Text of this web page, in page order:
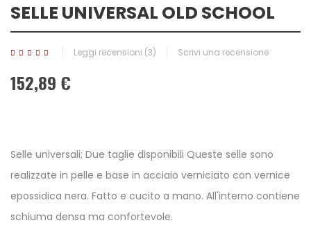
SELLE UNIVERSAL OLD SCHOOL
Leggi recensioni (3) Scrivi una recensione
152,89 €
Selle universali; Due taglie disponibili Queste selle sono
realizzate in pelle e base in acciaio verniciato con vernice
epossidica nera. Fatto e cucito a mano. All'interno contiene
schiuma densa ma confortevole.